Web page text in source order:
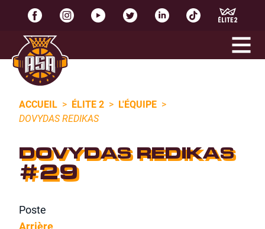
ACCUEIL > ÉLITE 2 > L'ÉQUIPE >
DOVYDAS REDIKAS
DOVYDAS REDIKAS
#29
Poste
Arrière